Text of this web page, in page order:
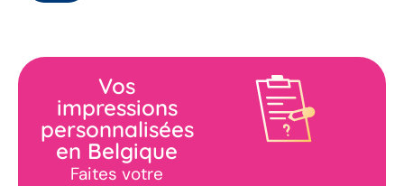
Vos
impressions
personnalisées
en Belgique
Faites votre